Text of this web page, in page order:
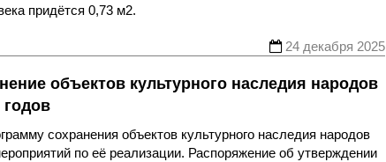
придётся 0,73 м2.
24 декабря 2025
объектов культурного наследия народов
сохранения объектов культурного наследия народов
по её реализации. Распоряжение об утверждении